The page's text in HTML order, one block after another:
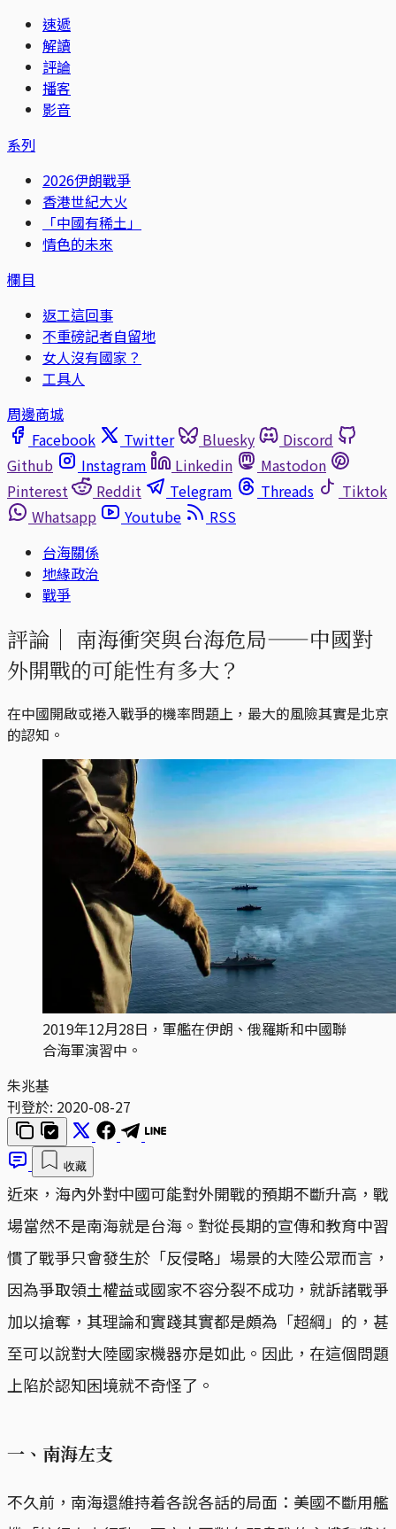
速遞
解讀
評論
播客
影音
系列
2026伊朗戰爭
香港世紀大火
「中國有稀土」
情色的未來
欄目
返工這回事
不重磅記者自留地
女人沒有國家？
工具人
周邊商城
Facebook
Twitter Bluesky
Discord
Github
Instagram Linkedin
Mastodon
Pinterest
Reddit Telegram Threads
Tiktok
Whatsapp
Youtube
RSS
台海關係
地緣政治
戰爭
評論｜ 南海衝突與台海危局——中國對
外開戰的可能性有多大？
在中國開啟或捲入戰爭的機率問題上，最大的風險其實是北京
的認知。
2019年12月28日，軍艦在伊朗、俄羅斯和中國聯
合海軍演習中。
朱兆基
刊登於: 2020-08-27
收藏
近來，海內外對中國可能對外開戰的預期不斷升高，戰
場當然不是南海就是台海。對從長期的宣傳和教育中習
慣了戰爭只會發生於「反侵略」場景的大陸公眾而言，
因為爭取領土權益或國家不容分裂不成功，就訴諸戰爭
加以搶奪，其理論和實踐其實都是頗為「超綱」的，甚
至可以說對大陸國家機器亦是如此。因此，在這個問題
上陷於認知困境就不奇怪了。
一、南海左支
不久前，南海還維持着各說各話的局面：美國不斷用艦